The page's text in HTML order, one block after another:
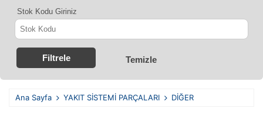
Stok Kodu Giriniz
Filtrele Temizle
Ana Sayfa YAKIT SİSTEMİ PARÇALARI DİĞER